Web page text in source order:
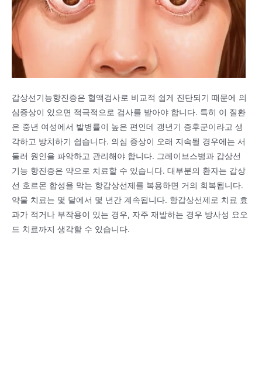
갑상선기능항진증은 혈액검사로 비교적 쉽게 진단되기 때문에 의
심증상이 있으면 적극적으로 검사를 받아야 합니다. 특히 이 질환
은 중년 여성에서 발병률이 높은 편인데 갱년기 증후군이라고 생
각하고 방치하기 쉽습니다. 의심 증상이 오래 지속될 경우에는 서
둘러 원인을 파악하고 관리해야 합니다. 그레이브스병과 갑상선
기능 항진증은 약으로 치료할 수 있습니다. 대부분의 환자는 갑상
선 호르몬 합성을 막는 항갑상선제를 복용하면 거의 회복됩니다.
약물 치료는 몇 달에서 몇 년간 계속됩니다. 항갑상선제로 치료 효
과가 적거나 부작용이 있는 경우, 자주 재발하는 경우 방사성 요오
드 치료까지 생각할 수 있습니다.